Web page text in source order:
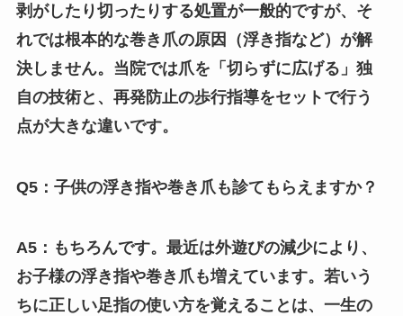
剥がしたり切ったりする処置が一般的ですが、そ
れでは根本的な巻き爪の原因（浮き指など）が解
決しません。当院では爪を「切らずに広げる」独
自の技術と、再発防止の歩行指導をセットで行う
点が大きな違いです。
Q5：子供の浮き指や巻き爪も診てもらえますか？
A5：もちろんです。最近は外遊びの減少により、
お子様の浮き指や巻き爪も増えています。若いう
ちに正しい足指の使い方を覚えることは、一生の